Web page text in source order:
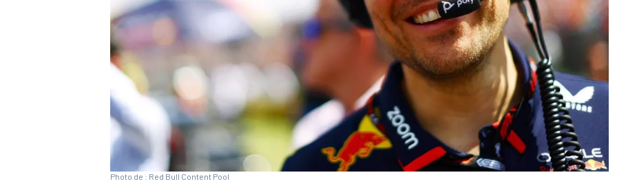
WRC
Photo de : Red Bull Content Pool